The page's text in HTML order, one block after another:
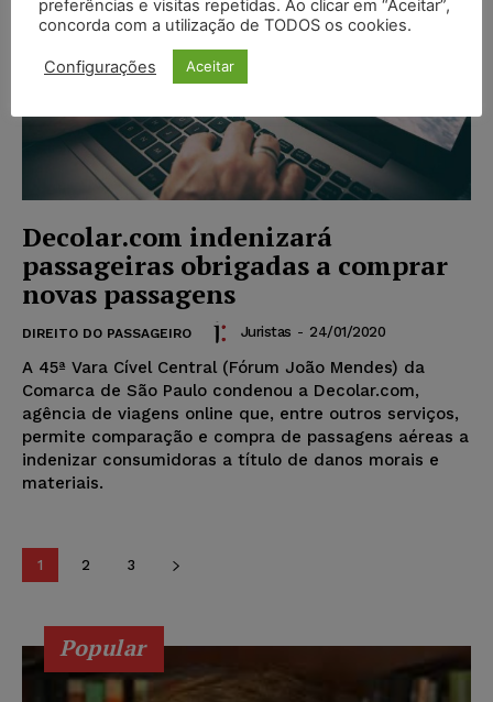
Decolar.com indenizará
passageiras obrigadas a comprar
novas passagens
DIREITO DO PASSAGEIRO Juristas - 24/01/2020
A 45ª Vara Cível Central (Fórum João Mendes) da
Comarca de São Paulo condenou a Decolar.com,
agência de viagens online que, entre outros serviços,
permite comparação e compra de passagens aéreas a
indenizar consumidoras a título de danos morais e
materiais.
1 2 3
Popular
preferências e visitas repetidas. Ao clicar em “Aceitar”,
concorda com a utilização de TODOS os cookies.
Configurações Aceitar